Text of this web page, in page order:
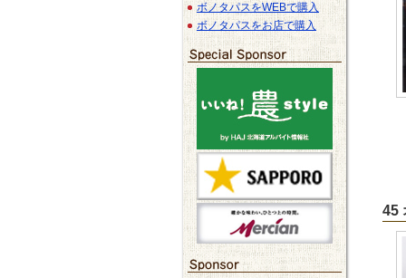
45
ボノタパスをWEBで購入
ボノタパスをお店で購入